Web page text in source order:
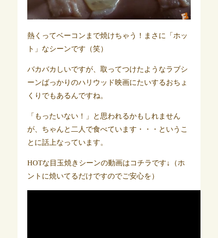
熱くってベーコンまで焼けちゃう！まさに「ホッ
ト」なシーンです（笑）
バカバカしいですが、取ってつけたようなラブシ
ーンばっかりのハリウッド映画にたいするおちょ
くりでもあるんですね。
「もったいない！」と思われるかもしれません
が、ちゃんと二人で食べています・・・というこ
とに話上なっています。
HOTな目玉焼きシーンの動画はコチラです↓（ホ
ントに焼いてるだけですのでご安心を）